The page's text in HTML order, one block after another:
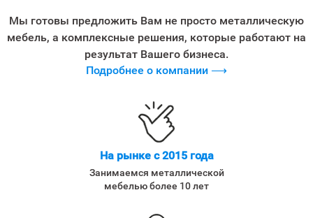
Мы готовы предложить Вам не просто металлическую
мебель, а комплексные решения, которые работают на
результат Вашего бизнеса.
Подробнее о компании ⟶
На рынке с 2015 года
Занимаемся металлической
мебелью более 10 лет